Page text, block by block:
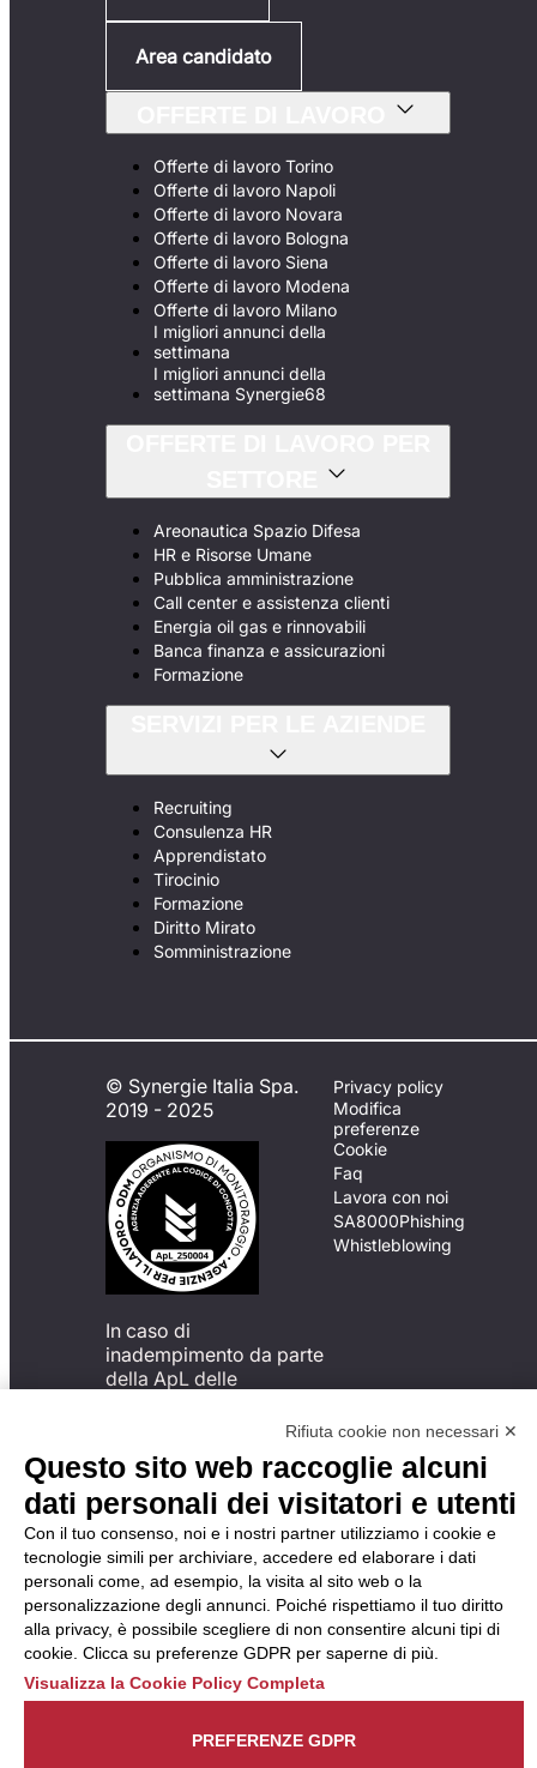
Area candidato
Offerte di lavoro Torino
Offerte di lavoro Napoli
Offerte di lavoro Novara
Offerte di lavoro Bologna
Offerte di lavoro Siena
Offerte di lavoro Modena
Offerte di lavoro Milano
I migliori annunci della
settimana
I migliori annunci della
settimana Synergie68
Areonautica Spazio Difesa
HR e Risorse Umane
Pubblica amministrazione
Call center e assistenza clienti
Energia oil gas e rinnovabili
Banca finanza e assicurazioni
Formazione
Recruiting
Consulenza HR
Apprendistato
Tirocinio
Formazione
Diritto Mirato
Somministrazione
© Synergie Italia Spa.
2019 - 2025
In caso di
inadempimento da parte
della ApL delle
del Codice di Condotta, è
possibile presentare un
reclamo
all’Organismo di
Monitoraggio utilizzando
una delle modalità
descritte al seguente
indirizzo web
https://odm-
agenzielavoro.it/reclami/ .
Privacy policy
Modifica
preferenze
Cookie
Faq
Lavora con noi
SA8000Phishing
Whistleblowing
Rifiuta cookie non necessari ✕
Questo sito web raccoglie alcuni
dati personali dei visitatori e utenti
Con il tuo consenso, noi e i nostri partner utilizziamo i cookie e
tecnologie simili per archiviare, accedere ed elaborare i dati
personali come, ad esempio, la visita al sito web o la
personalizzazione degli annunci. Poiché rispettiamo il tuo diritto
alla privacy, è possibile scegliere di non consentire alcuni tipi di
cookie. Clicca su preferenze GDPR per saperne di più.
Visualizza la Cookie Policy Completa
PREFERENZE GDPR